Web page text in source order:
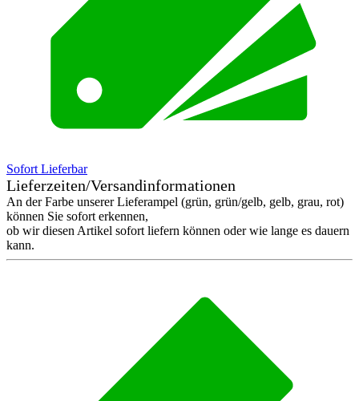
Sofort Lieferbar
Lieferzeiten/Versandinformationen
An der Farbe unserer Lieferampel (grün, grün/gelb, gelb, grau, rot)
können Sie sofort erkennen,
ob wir diesen Artikel sofort liefern können oder wie lange es dauern
kann.